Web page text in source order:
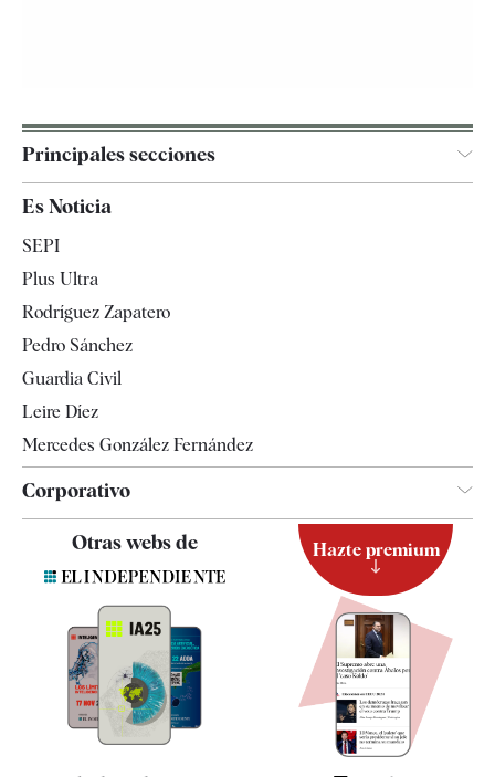
Principales secciones
Televisión
Es Noticia
SEPI
Plus Ultra
Rodríguez Zapatero
Pedro Sánchez
Guardia Civil
Leire Díez
Mercedes González Fernández
Corporativo
Quiénes somos
Especificaciones
Otras webs de Hazte premium